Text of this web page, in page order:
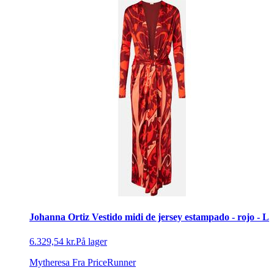
Johanna Ortiz Vestido midi de jersey estampado - rojo - L
6.329,54 kr.På lager
Mytheresa Fra PriceRunner